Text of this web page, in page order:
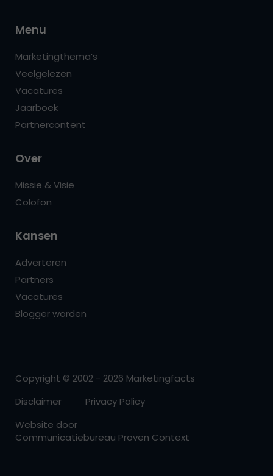
Menu
Marketingthema’s
Veelgelezen
Vacatures
Jaarboek
Partnercontent
Over
Missie & Visie
Colofon
Kansen
Adverteren
Partners
Vacatures
Blogger worden
Copyright © 2002 - 2026 Marketingfacts
Disclaimer
Privacy Policy
Website door
Communicatiebureau Proven Context